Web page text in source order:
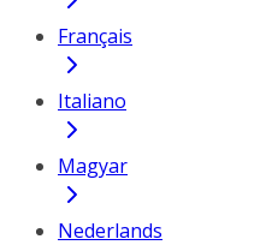
Français
Italiano
Magyar
Nederlands